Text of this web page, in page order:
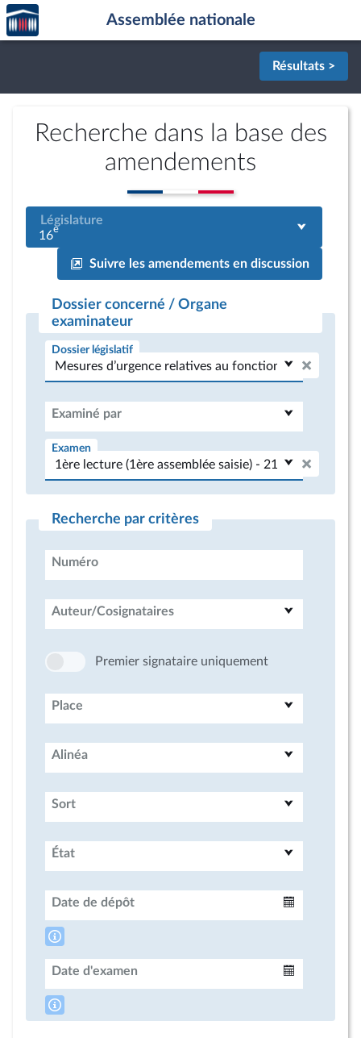
Aller au contenu
Aller en bas de la page
Accèder
à la
page
Assemblée nationale
Résultats >
Recherche dans la base des
amendements
Législature
16e
Suivre les amendements en discussion
Dossier concerné / Organe
examinateur
Dossier législatif
Examiné par
Examen
Recherche par critères
Numéro
Auteur/Cosignataires
Premier signataire uniquement
Place
Alinéa
Sort
État
Date de dépôt
Date d'examen